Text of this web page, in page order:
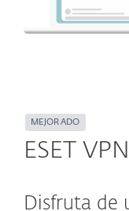
MEJORADO
ESET VPN
Disfruta de